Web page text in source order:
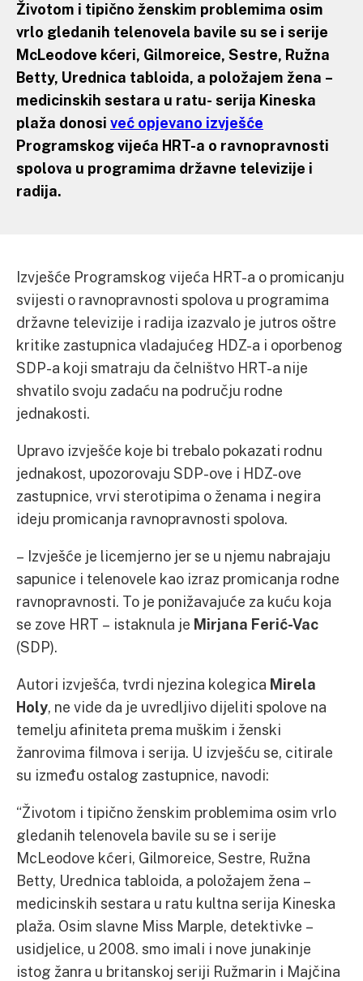
Životom i tipično ženskim problemima osim
vrlo gledanih telenovela bavile su se i serije
McLeodove kćeri, Gilmoreice, Sestre, Ružna
Betty, Urednica tabloida, a položajem žena –
medicinskih sestara u ratu- serija Kineska
plaža donosi već opjevano izvješće
Programskog vijeća HRT-a o ravnopravnosti
spolova u programima državne televizije i
radija.
Izvješće Programskog vijeća HRT-a o promicanju
svijesti o ravnopravnosti spolova u programima
državne televizije i radija izazvalo je jutros oštre
kritike zastupnica vladajućeg HDZ-a i oporbenog
SDP-a koji smatraju da čelništvo HRT-a nije
shvatilo svoju zadaću na području rodne
jednakosti.
Upravo izvješće koje bi trebalo pokazati rodnu
jednakost, upozorovaju SDP-ove i HDZ-ove
zastupnice, vrvi sterotipima o ženama i negira
ideju promicanja ravnopravnosti spolova.
– Izvješće je licemjerno jer se u njemu nabrajaju
sapunice i telenovele kao izraz promicanja rodne
ravnopravnosti. To je ponižavajuće za kuću koja
se zove HRT – istaknula je Mirjana Ferić-Vac
(SDP).
Autori izvješća, tvrdi njezina kolegica Mirela
Holy, ne vide da je uvredljivo dijeliti spolove na
temelju afiniteta prema muškim i ženski
žanrovima filmova i serija. U izvješću se, citirale
su između ostalog zastupnice, navodi:
“Životom i tipično ženskim problemima osim vrlo
gledanih telenovela bavile su se i serije
McLeodove kćeri, Gilmoreice, Sestre, Ružna
Betty, Urednica tabloida, a položajem žena –
medicinskih sestara u ratu kultna serija Kineska
plaža. Osim slavne Miss Marple, detektivke –
usidjelice, u 2008. smo imali i nove junakinje
istog žanra u britanskoj seriji Ružmarin i Majčina